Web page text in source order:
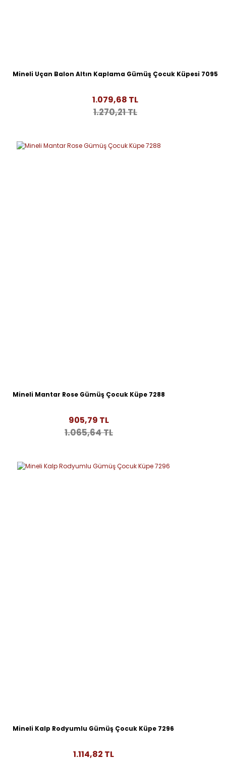
Mineli Uçan Balon Altın Kaplama Gümüş Çocuk Küpesi 7095
1.079,68 TL
1.270,21 TL
Mineli Mantar Rose Gümüş Çocuk Küpe 7288
905,79 TL
1.065,64 TL
Mineli Kalp Rodyumlu Gümüş Çocuk Küpe 7296
1.114,82 TL